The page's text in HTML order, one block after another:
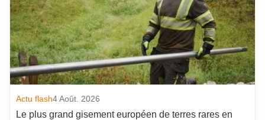
Actu flash4 Août. 2026
Le plus grand gisement européen de terres rares en